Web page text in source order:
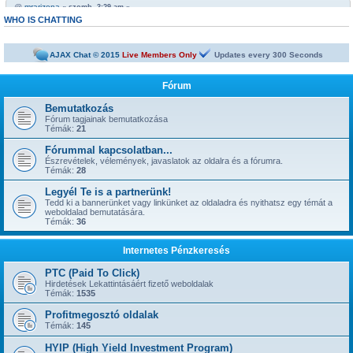
@mrarizona « szomb. 3:29 am »
https://netbiznisz.hu/viewtopic.php?t=10652
Bobabeten a futtbal vb miatt minden napra jut egy legalább egy freepick
@mrarizona « szomb. 3:28 am »
sziasztok!
Neked is
@mrarizona « hétf. 5:51 pm »
jónapot
@szepbalazs « kedd 8:22 am »
has started a new topic:Kickoffboss
@Admin « hétf. 8:49 pm »
has started a new topic:Újabb 1 év, gyerünk-gyerünk tovább
@szior « vas. 5:43 pm »
has started a new topic:
@Admin « kedd 9:38 am »
kavics13 « hétf. 10:48 pm »
Jól jönne egy admin....
@mrarizona « szer. 3:37 pm »
has started a new topic:BoaBet | Fogadóiroda és online kaszinó
@szepbalazs « pén. 10:28 pm »
has started a new topic:22bet
WHO IS CHATTING
AJAX Chat © 2015 Live Members Only Updates every 300 Seconds
Fórum
Bemutatkozás
Fórum tagjainak bemutatkozása
Témák: 21
Fórummal kapcsolatban...
Észrevételek, vélemények, javaslatok az oldalra és a fórumra.
Témák: 28
Legyél Te is a partnerünk!
Tedd ki a bannerünket vagy linkünket az oldaladra és nyithatsz egy témát a
weboldalad bemutatására.
Témák: 36
Internetes Pénzkeresés
PTC (Paid To Click)
Hirdetések Lekattintásáért fizető weboldalak
Témák: 1535
Profitmegosztó oldalak
Témák: 145
HYIP (High Yield Investment Program)